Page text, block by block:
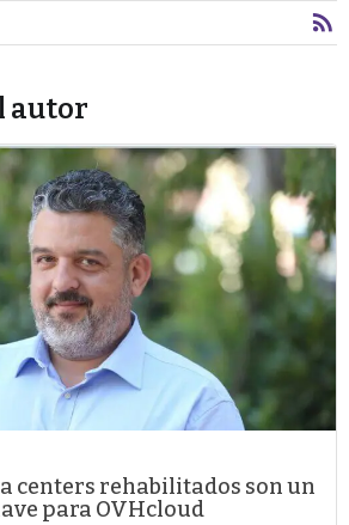
autor
centers rehabilitados son un
para OVHcloud